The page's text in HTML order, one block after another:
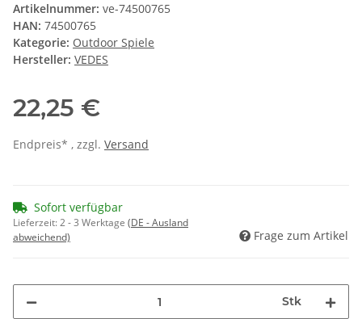
Artikelnummer: ve-74500765
HAN: 74500765
Kategorie: Outdoor Spiele
Hersteller: VEDES
22,25 €
Endpreis* , zzgl. Versand
Sofort verfügbar
Lieferzeit:2 - 3 Werktage (DE - Ausland
abweichend)
Frage zum Artikel
Stk